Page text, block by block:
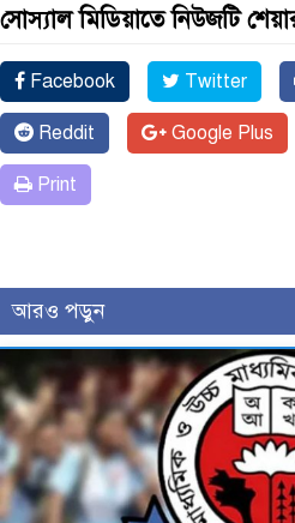
সোস্যাল মিডিয়াতে নিউজটি
Facebook Twitter
Reddit Google Plus
Print
আরও পড়ুন